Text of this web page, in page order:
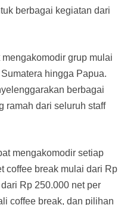
berbagai kegiatan dari
grup mulai
hingga Papua.
berbagai
ramah dari seluruh staff
mengakomodir setiap
coffee break mulai dari Rp
Rp 250.000 net per
coffee break, dan pilihan